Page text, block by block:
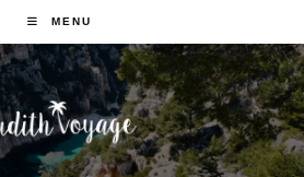
MENU